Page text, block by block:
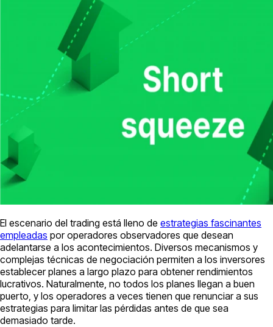
El escenario del trading está lleno de estrategias fascinantes
empleadas por operadores observadores que desean
adelantarse a los acontecimientos. Diversos mecanismos y
complejas técnicas de negociación permiten a los inversores
establecer planes a largo plazo para obtener rendimientos
lucrativos. Naturalmente, no todos los planes llegan a buen
puerto, y los operadores a veces tienen que renunciar a sus
estrategias para limitar las pérdidas antes de que sea
demasiado tarde.